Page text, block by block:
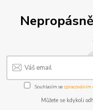
Souhlasím se zpracováním
Můžete se kdykoli